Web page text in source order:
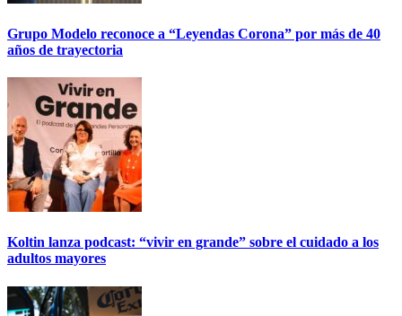
Grupo Modelo reconoce a “Leyendas Corona” por más de 40
años de trayectoria
Koltin lanza podcast: “vivir en grande” sobre el cuidado a los
adultos mayores